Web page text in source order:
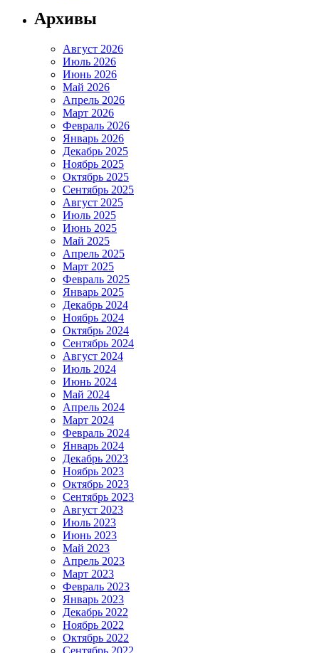
Архивы
Август 2026
Июль 2026
Июнь 2026
Май 2026
Апрель 2026
Март 2026
Февраль 2026
Январь 2026
Декабрь 2025
Ноябрь 2025
Октябрь 2025
Сентябрь 2025
Август 2025
Июль 2025
Июнь 2025
Май 2025
Апрель 2025
Март 2025
Февраль 2025
Январь 2025
Декабрь 2024
Ноябрь 2024
Октябрь 2024
Сентябрь 2024
Август 2024
Июль 2024
Июнь 2024
Май 2024
Апрель 2024
Март 2024
Февраль 2024
Январь 2024
Декабрь 2023
Ноябрь 2023
Октябрь 2023
Сентябрь 2023
Август 2023
Июль 2023
Июнь 2023
Май 2023
Апрель 2023
Март 2023
Февраль 2023
Январь 2023
Декабрь 2022
Ноябрь 2022
Октябрь 2022
Сентябрь 2022